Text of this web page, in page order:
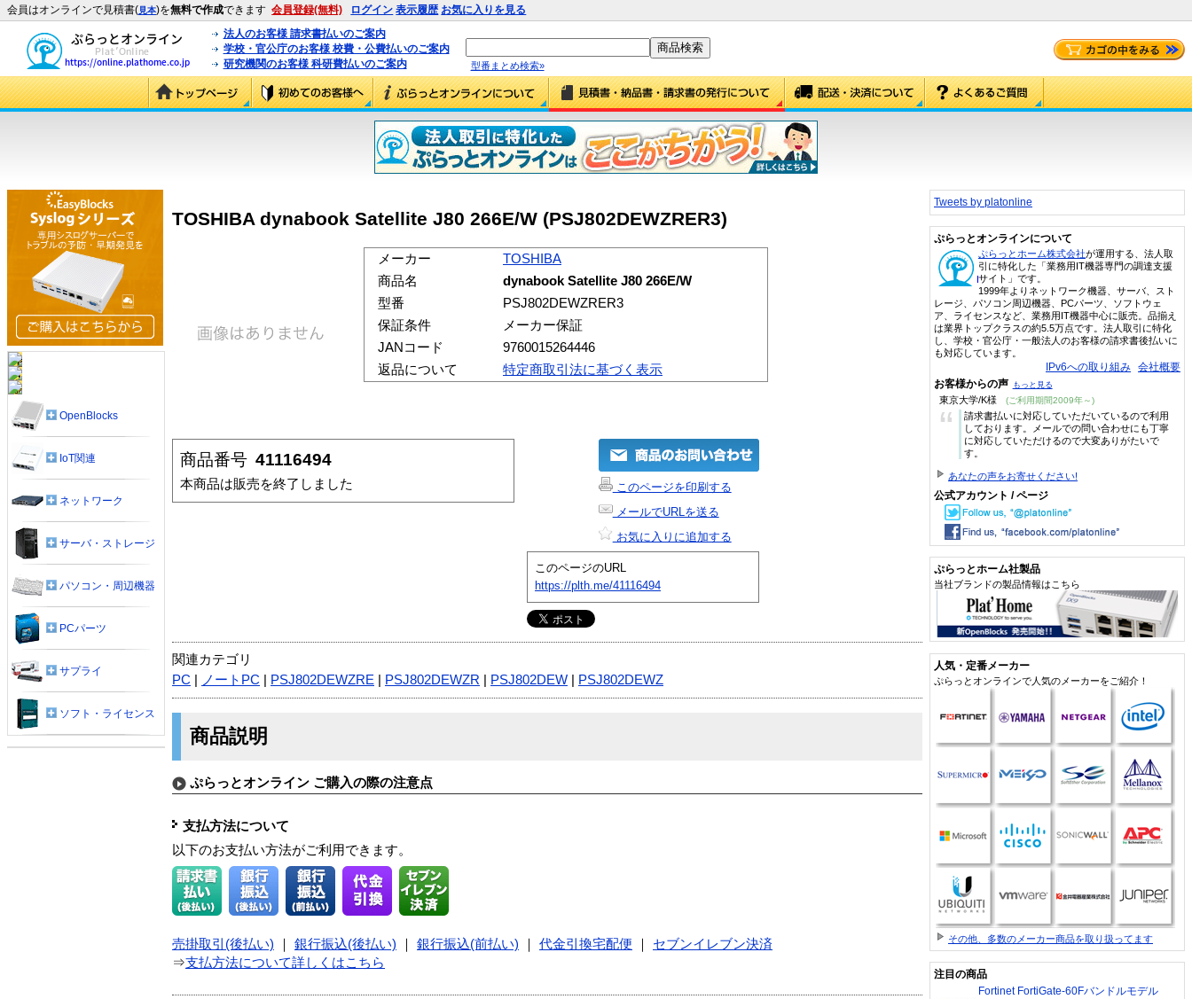
会員はオンラインで見積書(見本)を無料で作成できます 会員登録(無料) ログイン 表示履歴 お気に入りを見る
法人のお客様 請求書払いのご案内
学校・官公庁のお客様 校費・公費払いのご案内
研究機関のお客様 科研費払いのご案内
型番まとめ検索»
TOSHIBA dynabook Satellite J80 266E/W (PSJ802DEWZRER3)
メーカー
TOSHIBA
商品名
dynabook Satellite J80 266E/W
型番
PSJ802DEWZRER3
保証条件
メーカー保証
JANコード
9760015264446
返品について
特定商取引法に基づく表示
商品番号 41116494
本商品は販売を終了しました
このページを印刷する
メールでURLを送る
お気に入りに追加する
このページのURL
https://plth.me/41116494
関連カテゴリ
PC
ノートPC PSJ802DEWZRE PSJ802DEWZR PSJ802DEW PSJ802DEWZ
商品説明
ぷらっとオンライン ご購入の際の注意点
支払方法について
以下のお支払い方法がご利用できます。
売掛取引(後払い) 銀行振込(後払い) 銀行振込(前払い) 代金引換宅配便
セブンイレブン決済
⇒支払方法について詳しくはこちら
OpenBlocks
IoT関連
ネットワーク
サーバ・ストレージ
パソコン・周辺機器
PCパーツ
サプライ
ソフト・ライセンス
Tweets by platonline
ぷらっとオンラインについて
ぷらっとホーム株式会社が運用する、法人取
引に特化した「業務用IT機器専門の調達支援
サイト」です。
1999年よりネットワーク機器、サーバ、スト
レージ、パソコン周辺機器、PCパーツ、ソフトウェ
ア、ライセンスなど、業務用IT機器中心に販売。品揃え
は業界トップクラスの約5.5万点です。法人取引に特化
し、学校・官公庁・一般法人のお客様の請求書後払いに
も対応しています。
IPv6への取り組み 会社概要
お客様からの声 もっと見る
東京大学/K様 (ご利用期間2009年～)
“
請求書払いに対応していただいているので利用
しております。メールでの問い合わせにも丁寧
に対応していただけるので大変ありがたいで
す。
あなたの声をお寄せください!
公式アカウント / ページ
ぷらっとホーム社製品
当社ブランドの製品情報はこちら
人気・定番メーカー
ぷらっとオンラインで人気のメーカーをご紹介！
その他、多数のメーカー商品を取り扱ってます
注目の商品
Fortinet FortiGate-60Fバンドルモデル